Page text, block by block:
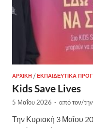
ΑΡΧΙΚΉ /ΕΚΠΑΙΔΕΥΤΙΚΆ
Kids Save Lives
5 Μαΐου 2026 - από τον/την
Την Κυριακή 3 Μαΐου